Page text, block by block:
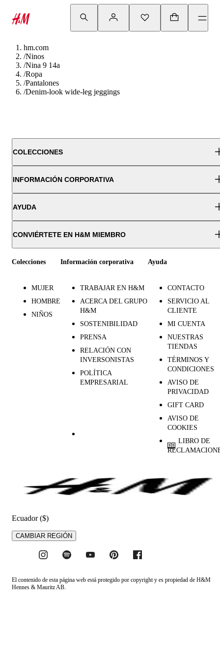
hm.com
/Ninos
/Nina 9 14a
/Ropa
/Pantalones
/Denim-look wide-leg jeggings
COLECCIONES
INFORMACIÓN CORPORATIVA
AYUDA
CONVIÉRTETE EN H&M MIEMBRO
Colecciones
MUJER
HOMBRE
NIÑOS
Información corporativa
TRABAJAR EN H&M
ACERCA DEL GRUPO
H&M
SOSTENIBILIDAD
PRENSA
RELACIÓN CON
INVERSONISTAS
POLÍTICA
EMPRESARIAL
Ayuda
CONTACTO
SERVICIO AL
CLIENTE
MI CUENTA
NUESTRAS
TIENDAS
TÉRMINOS Y
CONDICIONES
AVISO DE
PRIVACIDAD
GIFT CARD
AVISO DE
COOKIES
LIBRO DE
Ecuador ($)
CAMBIAR REGIÓN
El contenido de esta página web está protegido por copyright y es propiedad de H&M
Hennes & Mauritz AB.